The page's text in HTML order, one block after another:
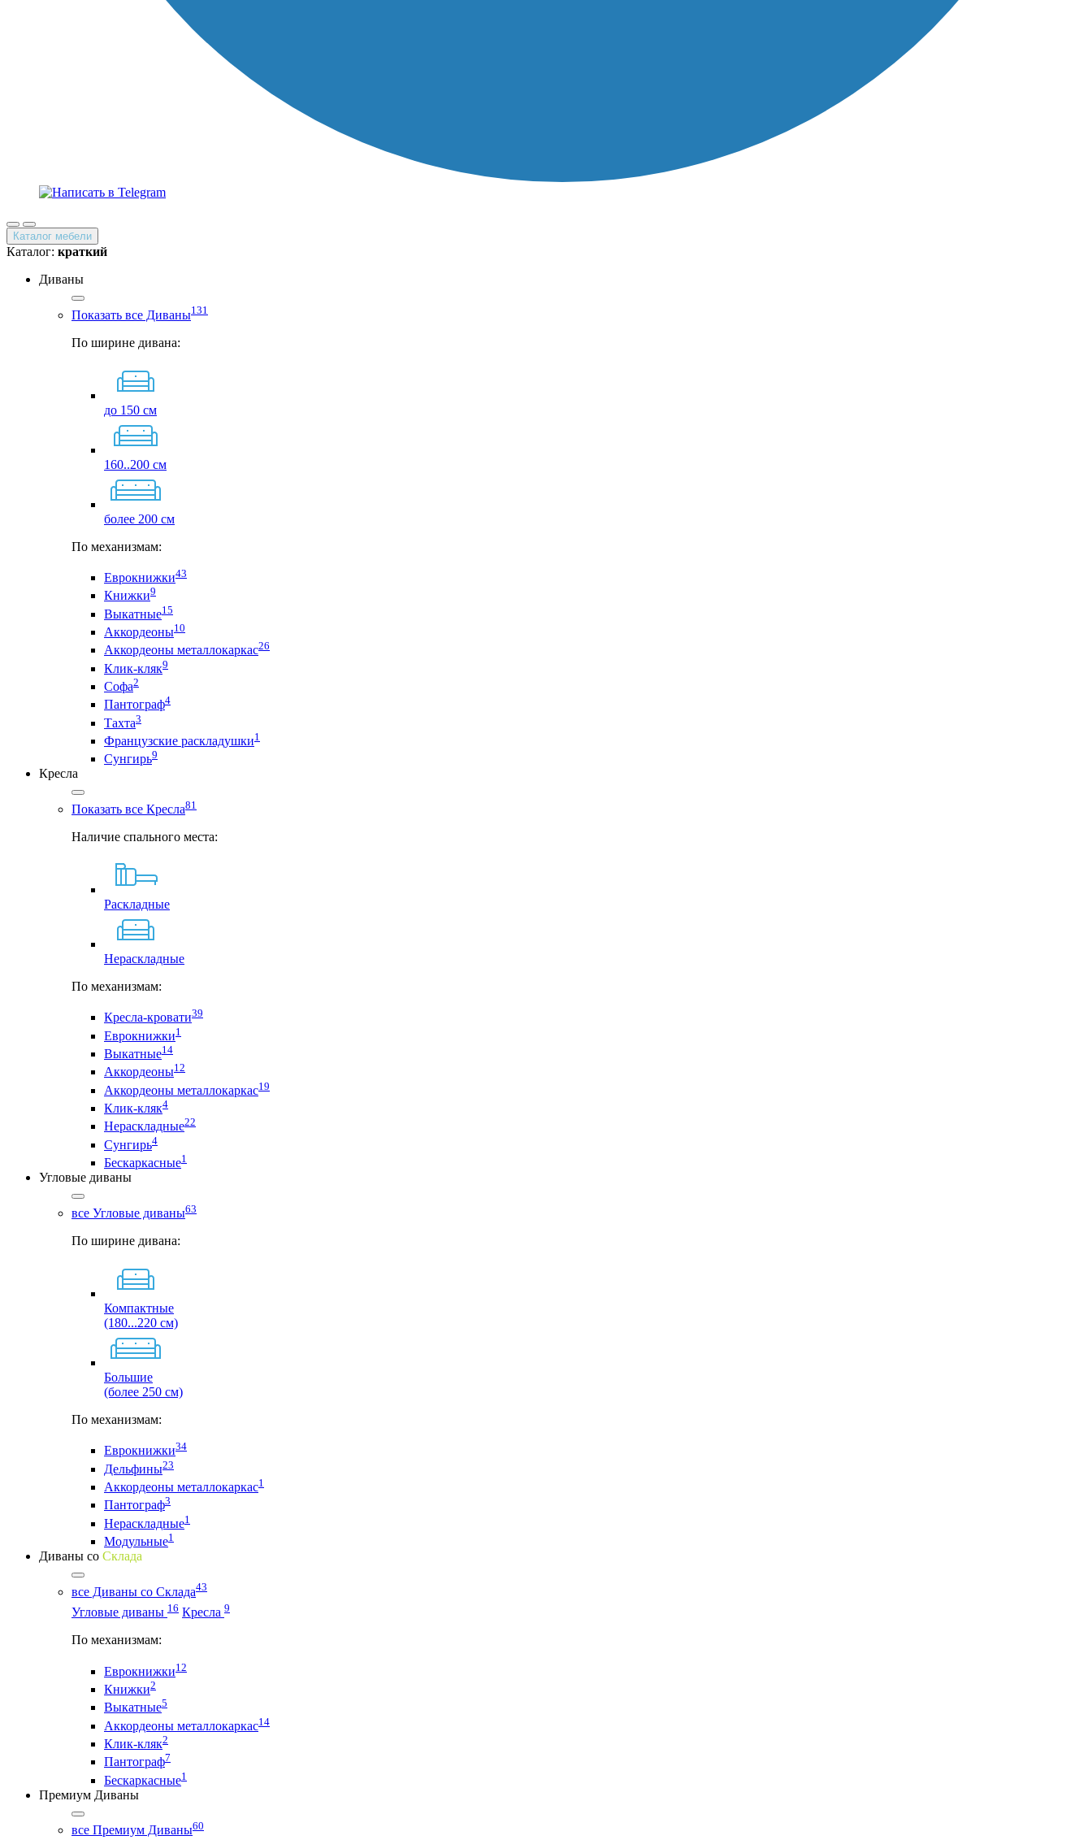
Каталог мебели
Каталог: краткий
Диваны
Показать все Диваны131
По ширине дивана:
до 150 см
160..200 см
более 200 см
По механизмам:
Еврокнижки43
Книжки9
Выкатные15
Аккордеоны10
Аккордеоны металлокаркас26
Клик-кляк9
Софа2
Пантограф4
Тахта3
Французские раскладушки1
Сунгирь9
Кресла
Показать все Кресла81
Наличие спального места:
Раскладные
Нераскладные
По механизмам:
Кресла-кровати39
Еврокнижки1
Выкатные14
Аккордеоны12
Аккордеоны металлокаркас19
Клик-кляк4
Нераскладные22
Сунгирь4
Бескаркасные1
Угловые диваны
все Угловые диваны63
По ширине дивана:
Компактные
(180...220 см)
Большие
(более 250 см)
По механизмам:
Еврокнижки34
Дельфины23
Аккордеоны металлокаркас1
Пантограф3
Нераскладные1
Модульные1
Диваны со Склада
все Диваны со Склада43
Угловые диваны 16 Кресла 9
По механизмам:
Еврокнижки12
Книжки2
Выкатные5
Аккордеоны металлокаркас14
Клик-кляк2
Пантограф7
Бескаркасные1
Премиум Диваны
все Премиум Диваны60